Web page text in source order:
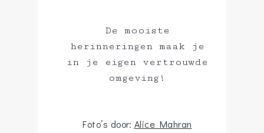
De mooiste
herinneringen maak je
in je eigen vertrouwde
omgeving!
Foto’s door: Alice Mahran